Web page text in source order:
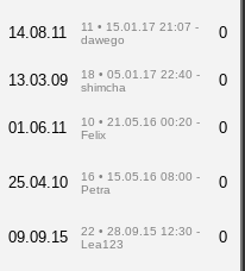
14.08.11
11 • 15.01.17 21:07 -
dawego
0
13.03.09
18 • 05.01.17 22:40 -
shimcha
0
01.06.11
10 • 21.05.16 00:20 -
Felix
0
25.04.10
16 • 15.05.16 08:00 -
Petra
0
09.09.15
22 • 28.09.15 12:30 -
Lea123
0